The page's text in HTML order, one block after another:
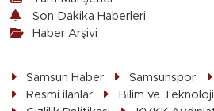
Son Dakika Haberleri
Haber Arşivi
Samsun Haber Samsunspor
Resmi ilanlar
Bilim ve Teknoloji